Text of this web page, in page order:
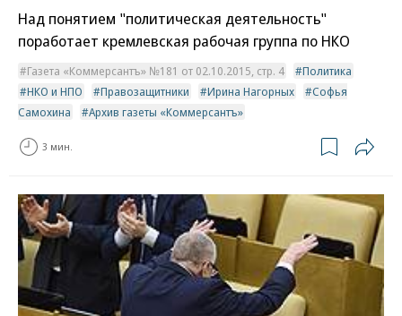
Над понятием "политическая деятельность"
поработает кремлевская рабочая группа по НКО
Газета «Коммерсантъ» №181 от 02.10.2015, стр. 4
Политика
НКО и НПО
Правозащитники Ирина Нагорных
Софья
Самохина
Архив газеты «Коммерсантъ»
3 мин.